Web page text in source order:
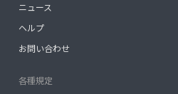
ニュース
ヘルプ
お問い合わせ
各種規定